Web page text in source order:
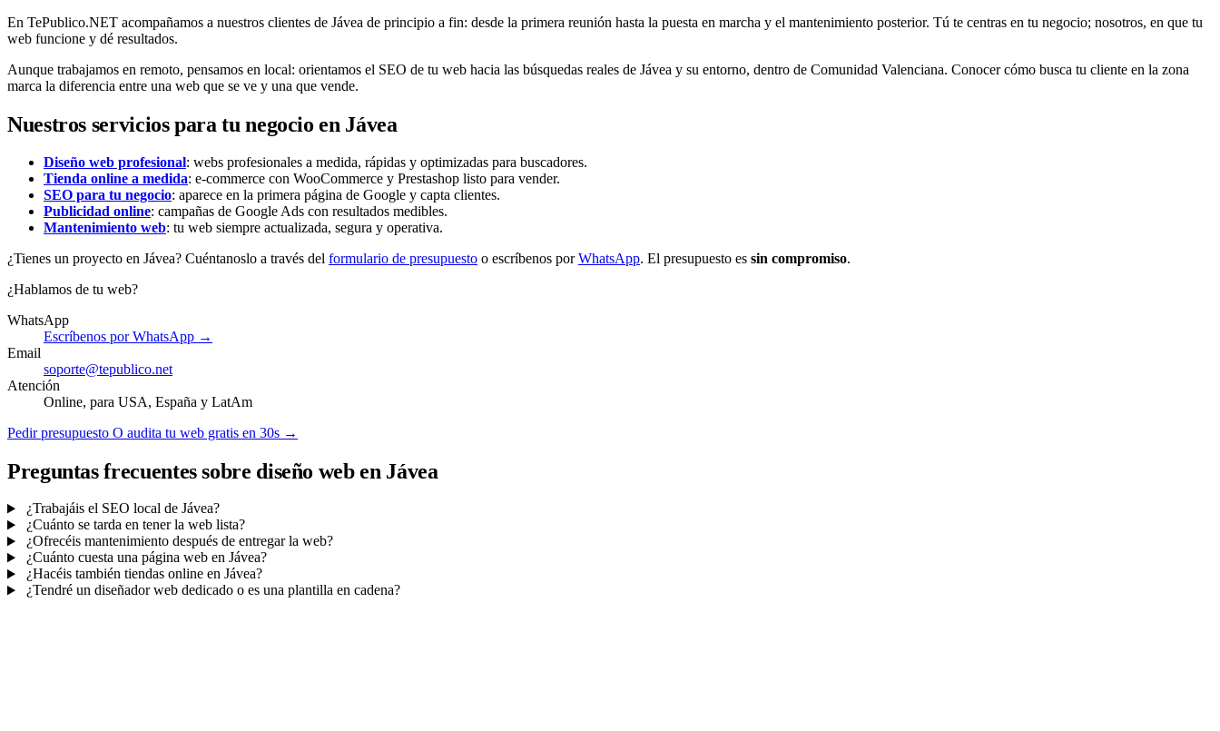
En TePublico.NET acompañamos a nuestros clientes de Jávea de principio a fin: desde la primera reunión hasta la puesta en marcha y el mantenimiento posterior. Tú te centras en tu negocio; nosotros, en que tu
web funcione y dé resultados.
Aunque trabajamos en remoto, pensamos en local: orientamos el SEO de tu web hacia las búsquedas reales de Jávea y su entorno, dentro de Comunidad Valenciana. Conocer cómo busca tu cliente en la zona
marca la diferencia entre una web que se ve y una que vende.
Nuestros servicios para tu negocio en Jávea
Diseño web profesional: webs profesionales a medida, rápidas y optimizadas para buscadores.
Tienda online a medida: e-commerce con WooCommerce y Prestashop listo para vender.
SEO para tu negocio: aparece en la primera página de Google y capta clientes.
Publicidad online: campañas de Google Ads con resultados medibles.
Mantenimiento web: tu web siempre actualizada, segura y operativa.
¿Tienes un proyecto en Jávea? Cuéntanoslo a través del formulario de presupuesto o escríbenos porWhatsApp. El presupuesto es sin compromiso.
¿Hablamos de tu web?
WhatsApp
Escríbenos por WhatsApp →
Email
soporte@tepublico.net
Atención
Online, para USA, España y LatAm
Pedir presupuesto O audita tu web gratis en 30s →
Preguntas frecuentes sobre diseño web en Jávea
¿Trabajáis el SEO local de Jávea?
¿Cuánto se tarda en tener la web lista?
¿Ofrecéis mantenimiento después de entregar la web?
¿Cuánto cuesta una página web en Jávea?
¿Hacéis también tiendas online en Jávea?
¿Tendré un diseñador web dedicado o es una plantilla en cadena?